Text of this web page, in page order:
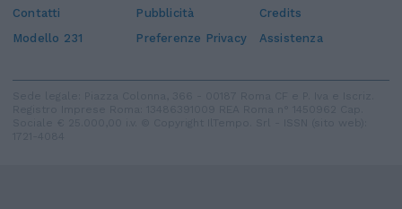
Contatti Pubblicità
Credits
Modello 231
Preferenze Privacy Assistenza